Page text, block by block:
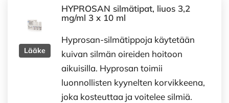
Lääke
HYPROSAN silmätipat, liuos 3,2
mg/ml 3 x 10 ml
Hyprosan-silmätippoja käytetään
kuivan silmän oireiden hoitoon
aikuisilla. Hyprosan toimii
luonnollisten kyynelten korvikkeena,
joka kosteuttaa ja voitelee silmiä.